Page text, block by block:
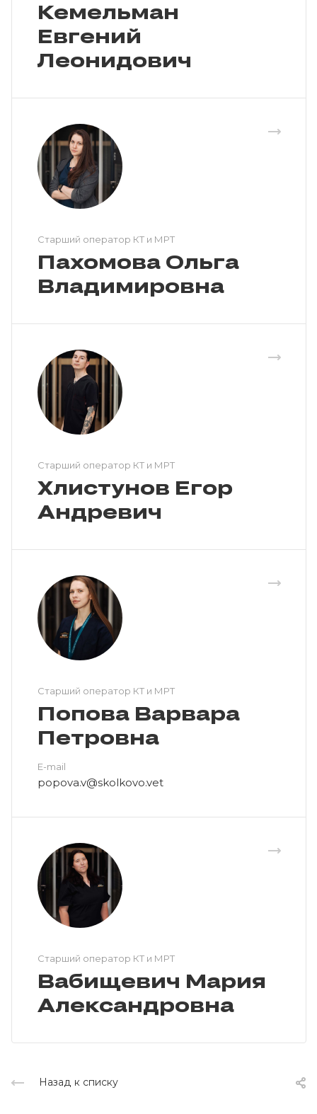
Кемельман
Евгений
Леонидович
Cтарший оператор КТ и МРТ
Пахомова Ольга
Владимировна
Cтарший оператор КТ и МРТ
Хлистунов Егор
Андревич
Cтарший оператор КТ и МРТ
Попова Варвара
Петровна
E-mail
popova.v@skolkovo.vet
Cтарший оператор КТ и МРТ
Вабищевич Мария
Александровна
Назад к списку